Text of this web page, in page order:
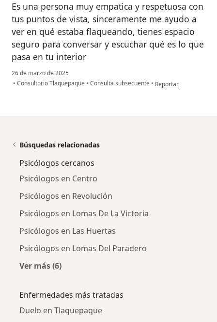
Es una persona muy empatica y respetuosa con
tus puntos de vista, sinceramente me ayudo a
ver en qué estaba flaqueando, tienes espacio
seguro para conversar y escuchar qué es lo que
pasa en tu interior
26 de marzo de 2025
• Consultorio Tlaquepaque • Consulta subsecuente • en opinión del usuario
Reportar
Búsquedas relacionadas
Psicólogos cercanos
Psicólogos en Centro
Psicólogos en Revolución
Psicólogos en Lomas De La Victoria
Psicólogos en Las Huertas
Psicólogos en Lomas Del Paradero
Ver más (6)
Enfermedades más tratadas
Duelo en Tlaquepaque